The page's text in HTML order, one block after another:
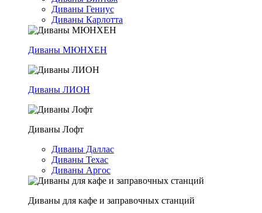
Диваны Гениус
Диваны Карлотта
Диваны МЮНХЕН
Диваны ЛИОН
Диваны Лофт
Диваны Даллас
Диваны Техас
Диваны Аргос
Диваны для кафе и заправочных станций